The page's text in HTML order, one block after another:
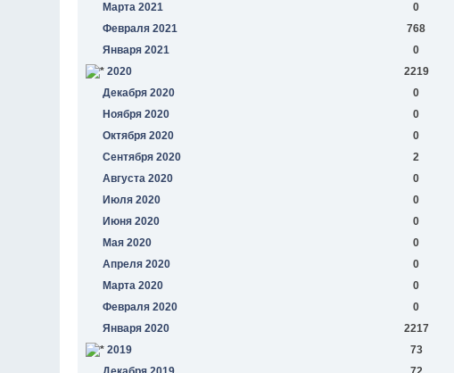
Марта 2021
0
Февраля 2021
768
Января 2021
0
2020
2219
Декабря 2020
0
Ноября 2020
0
Октября 2020
0
Сентября 2020
2
Августа 2020
0
Июля 2020
0
Июня 2020
0
Мая 2020
0
Апреля 2020
0
Марта 2020
0
Февраля 2020
0
Января 2020
2217
2019
73